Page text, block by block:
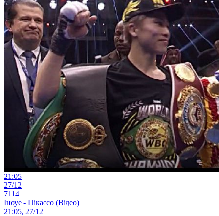
21:05
27/12
7114
Іноуе - Пікассо (Відео)
21:05, 27/12